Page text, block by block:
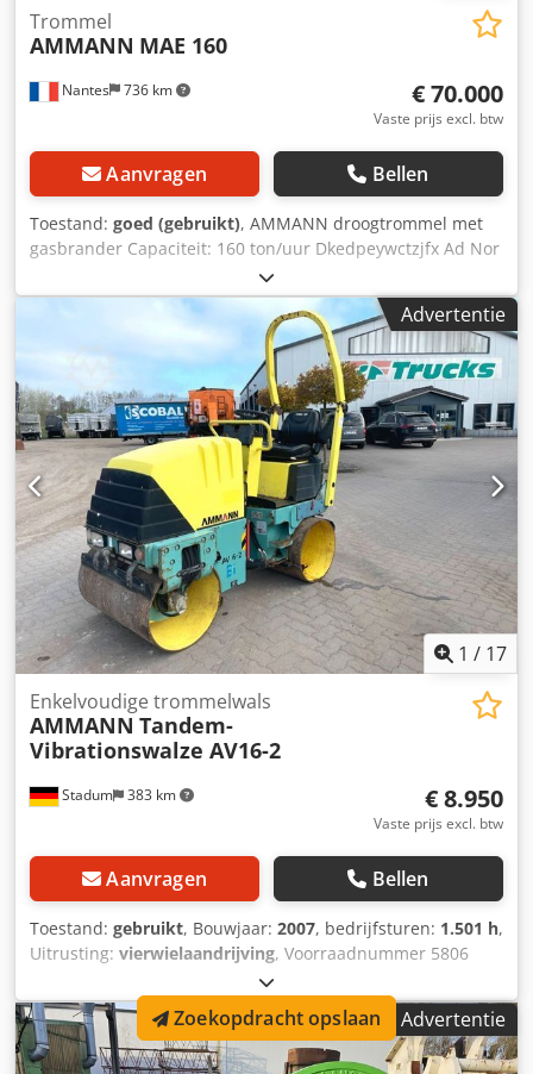
Nantes 736 km
Trommel
AMMANN MAE 160
€ 70.000
Vaste prijs excl. btw
Aanvragen Bellen
Toestand: goed (gebruikt), AMMANN droogtrommel met
gasbrander Capaciteit: 160 ton/uur Dkedpeywctzjfx Ad Nor
Advertentie
1 / 17
Stadum 383 km
Enkelvoudige trommelwals
AMMANN Tandem-
Vibrationswalze AV16-2
€ 8.950
Vaste prijs excl. btw
Aanvragen Bellen
Toestand: gebruikt, Bouwjaar: 2007, bedrijfsturen: 1.501 h,
Uitrusting: vierwielaandrijving, Voorraadnummer 5806
Ammann Tandem Vibratierol AV16-2 ---- * Fabrikant:
Ammann * Type: AV16-2 * Bouwjaar: 2007 * Kleur: Geel *
Urenstand: 1.501 uur afgelezen * Gewicht: 1.580 kg *
Rolbreedte: ca. 0,90 m * Werkbreedte max.: ca. 0,94 m *
Advertentie
Zoekopdracht opslaan